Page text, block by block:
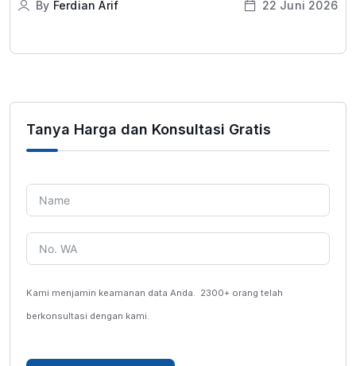
By Ferdian Arif 22 Juni 2026
Tanya Harga dan Konsultasi Gratis
Kami menjamin keamanan data Anda. 2300+ orang telah
berkonsultasi dengan kami.